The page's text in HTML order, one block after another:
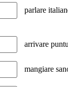
parlare
arrivare
mangiare